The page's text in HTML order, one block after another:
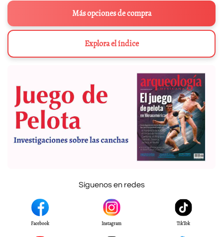
Más opciones de compra
Explora el índice
Síguenos en redes
Facebook Instagram TikTok